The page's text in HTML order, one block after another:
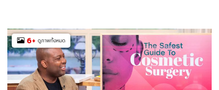
6+ ดูภาพทั้งหมด